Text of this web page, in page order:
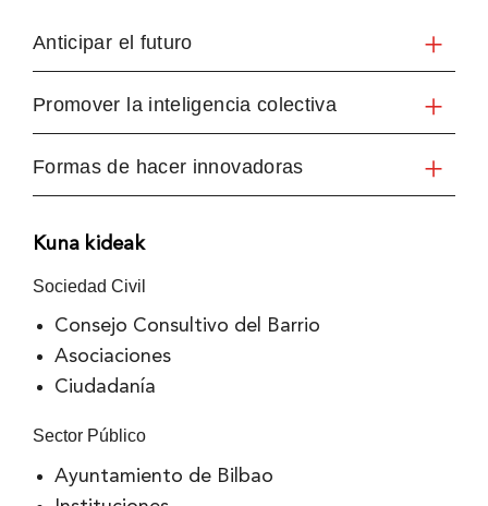
Anticipar el futuro
Promover la inteligencia colectiva
Formas de hacer innovadoras
Kuna kideak
Sociedad Civil
Consejo Consultivo del Barrio
Asociaciones
Ciudadanía
Sector Público
Ayuntamiento de Bilbao